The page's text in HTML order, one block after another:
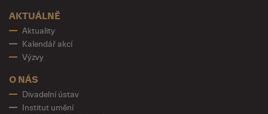
AKTUÁLNĚ
Aktuality
Kalendář akcí
Výzvy
O NÁS
Divadelní ústav
Institut umění